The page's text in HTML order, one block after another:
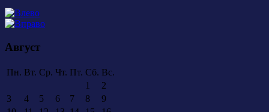
Август
Пн. Вт. Ср. Чт. Пт. Сб. Вс.
1
2
3
4 5 6 7 8
9